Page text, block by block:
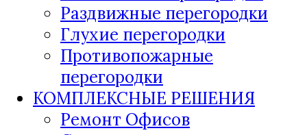
Раздвижные перегородки
Глухие перегородки
Противопожарные
перегородки
КОМПЛЕКСНЫЕ РЕШЕНИЯ
Ремонт Офисов